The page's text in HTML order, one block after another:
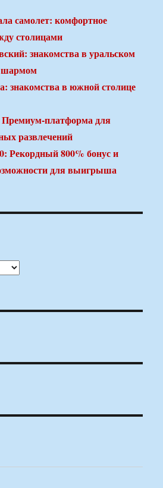
самолет: комфортное
столицами
знакомства в уральском
шармом
знакомства в южной столице
платформа для
развлечений
Рекордный 800% бонус и
для выигрыша